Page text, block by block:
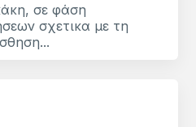
σε φάση
σχετικα με τη